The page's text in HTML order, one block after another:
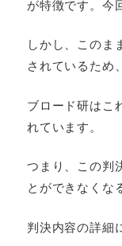
が特徴です。今
しかし、このま
されているため
ブロード研はこ
れています。
つまり、この判
とができなくな
判決内容の詳細